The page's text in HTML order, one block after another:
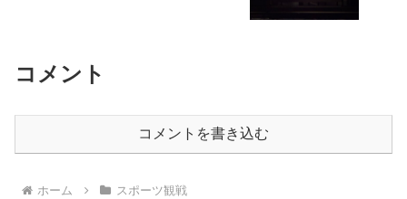
コメント
コメントを書き込む
ホーム スポーツ観戦